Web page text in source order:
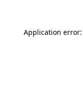
Application